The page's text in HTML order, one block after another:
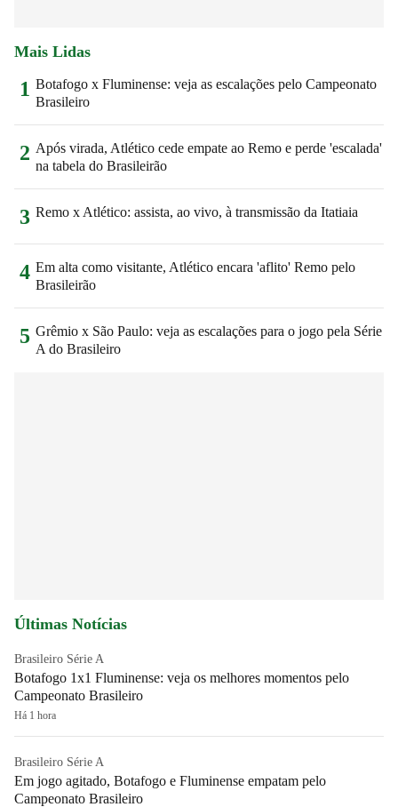
Mais Lidas
1 Botafogo x Fluminense: veja as escalações pelo Campeonato
Brasileiro
2 Após virada, Atlético cede empate ao Remo e perde 'escalada'
na tabela do Brasileirão
3 Remo x Atlético: assista, ao vivo, à transmissão da Itatiaia
4 Em alta como visitante, Atlético encara 'aflito' Remo pelo
Brasileirão
5 Grêmio x São Paulo: veja as escalações para o jogo pela Série
A do Brasileiro
Últimas Notícias
Brasileiro Série A
Botafogo 1x1 Fluminense: veja os melhores momentos pelo
Campeonato Brasileiro
Há 1 hora
Brasileiro Série A
Em jogo agitado, Botafogo e Fluminense empatam pelo
Campeonato Brasileiro